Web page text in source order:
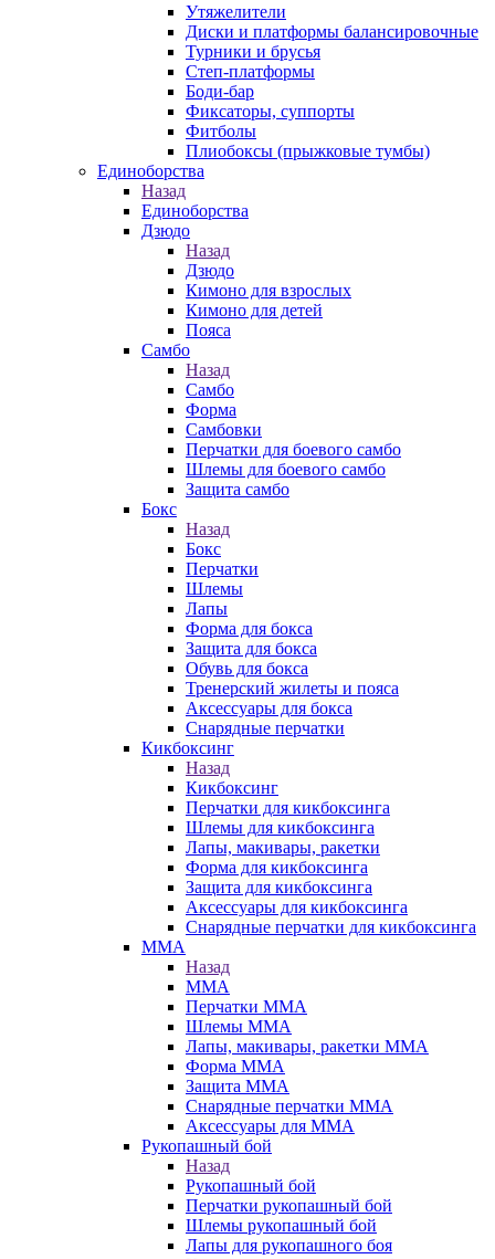
Утяжелители
Диски и платформы балансировочные
Турники и брусья
Степ-платформы
Боди-бар
Фиксаторы, суппорты
Фитболы
Плиобоксы (прыжковые тумбы)
Единоборства
Назад
Единоборства
Дзюдо
Назад
Дзюдо
Кимоно для взрослых
Кимоно для детей
Пояса
Самбо
Назад
Самбо
Форма
Самбовки
Перчатки для боевого самбо
Шлемы для боевого самбо
Защита самбо
Бокс
Назад
Бокс
Перчатки
Шлемы
Лапы
Форма для бокса
Защита для бокса
Обувь для бокса
Тренерский жилеты и пояса
Аксессуары для бокса
Снарядные перчатки
Кикбоксинг
Назад
Кикбоксинг
Перчатки для кикбоксинга
Шлемы для кикбоксинга
Лапы, макивары, ракетки
Форма для кикбоксинга
Защита для кикбоксинга
Аксессуары для кикбоксинга
Снарядные перчатки для кикбоксинга
ММА
Назад
ММА
Перчатки ММА
Шлемы ММА
Лапы, макивары, ракетки ММА
Форма ММА
Защита ММА
Снарядные перчатки ММА
Аксессуары для ММА
Рукопашный бой
Назад
Рукопашный бой
Перчатки рукопашный бой
Шлемы рукопашный бой
Лапы для рукопашного боя